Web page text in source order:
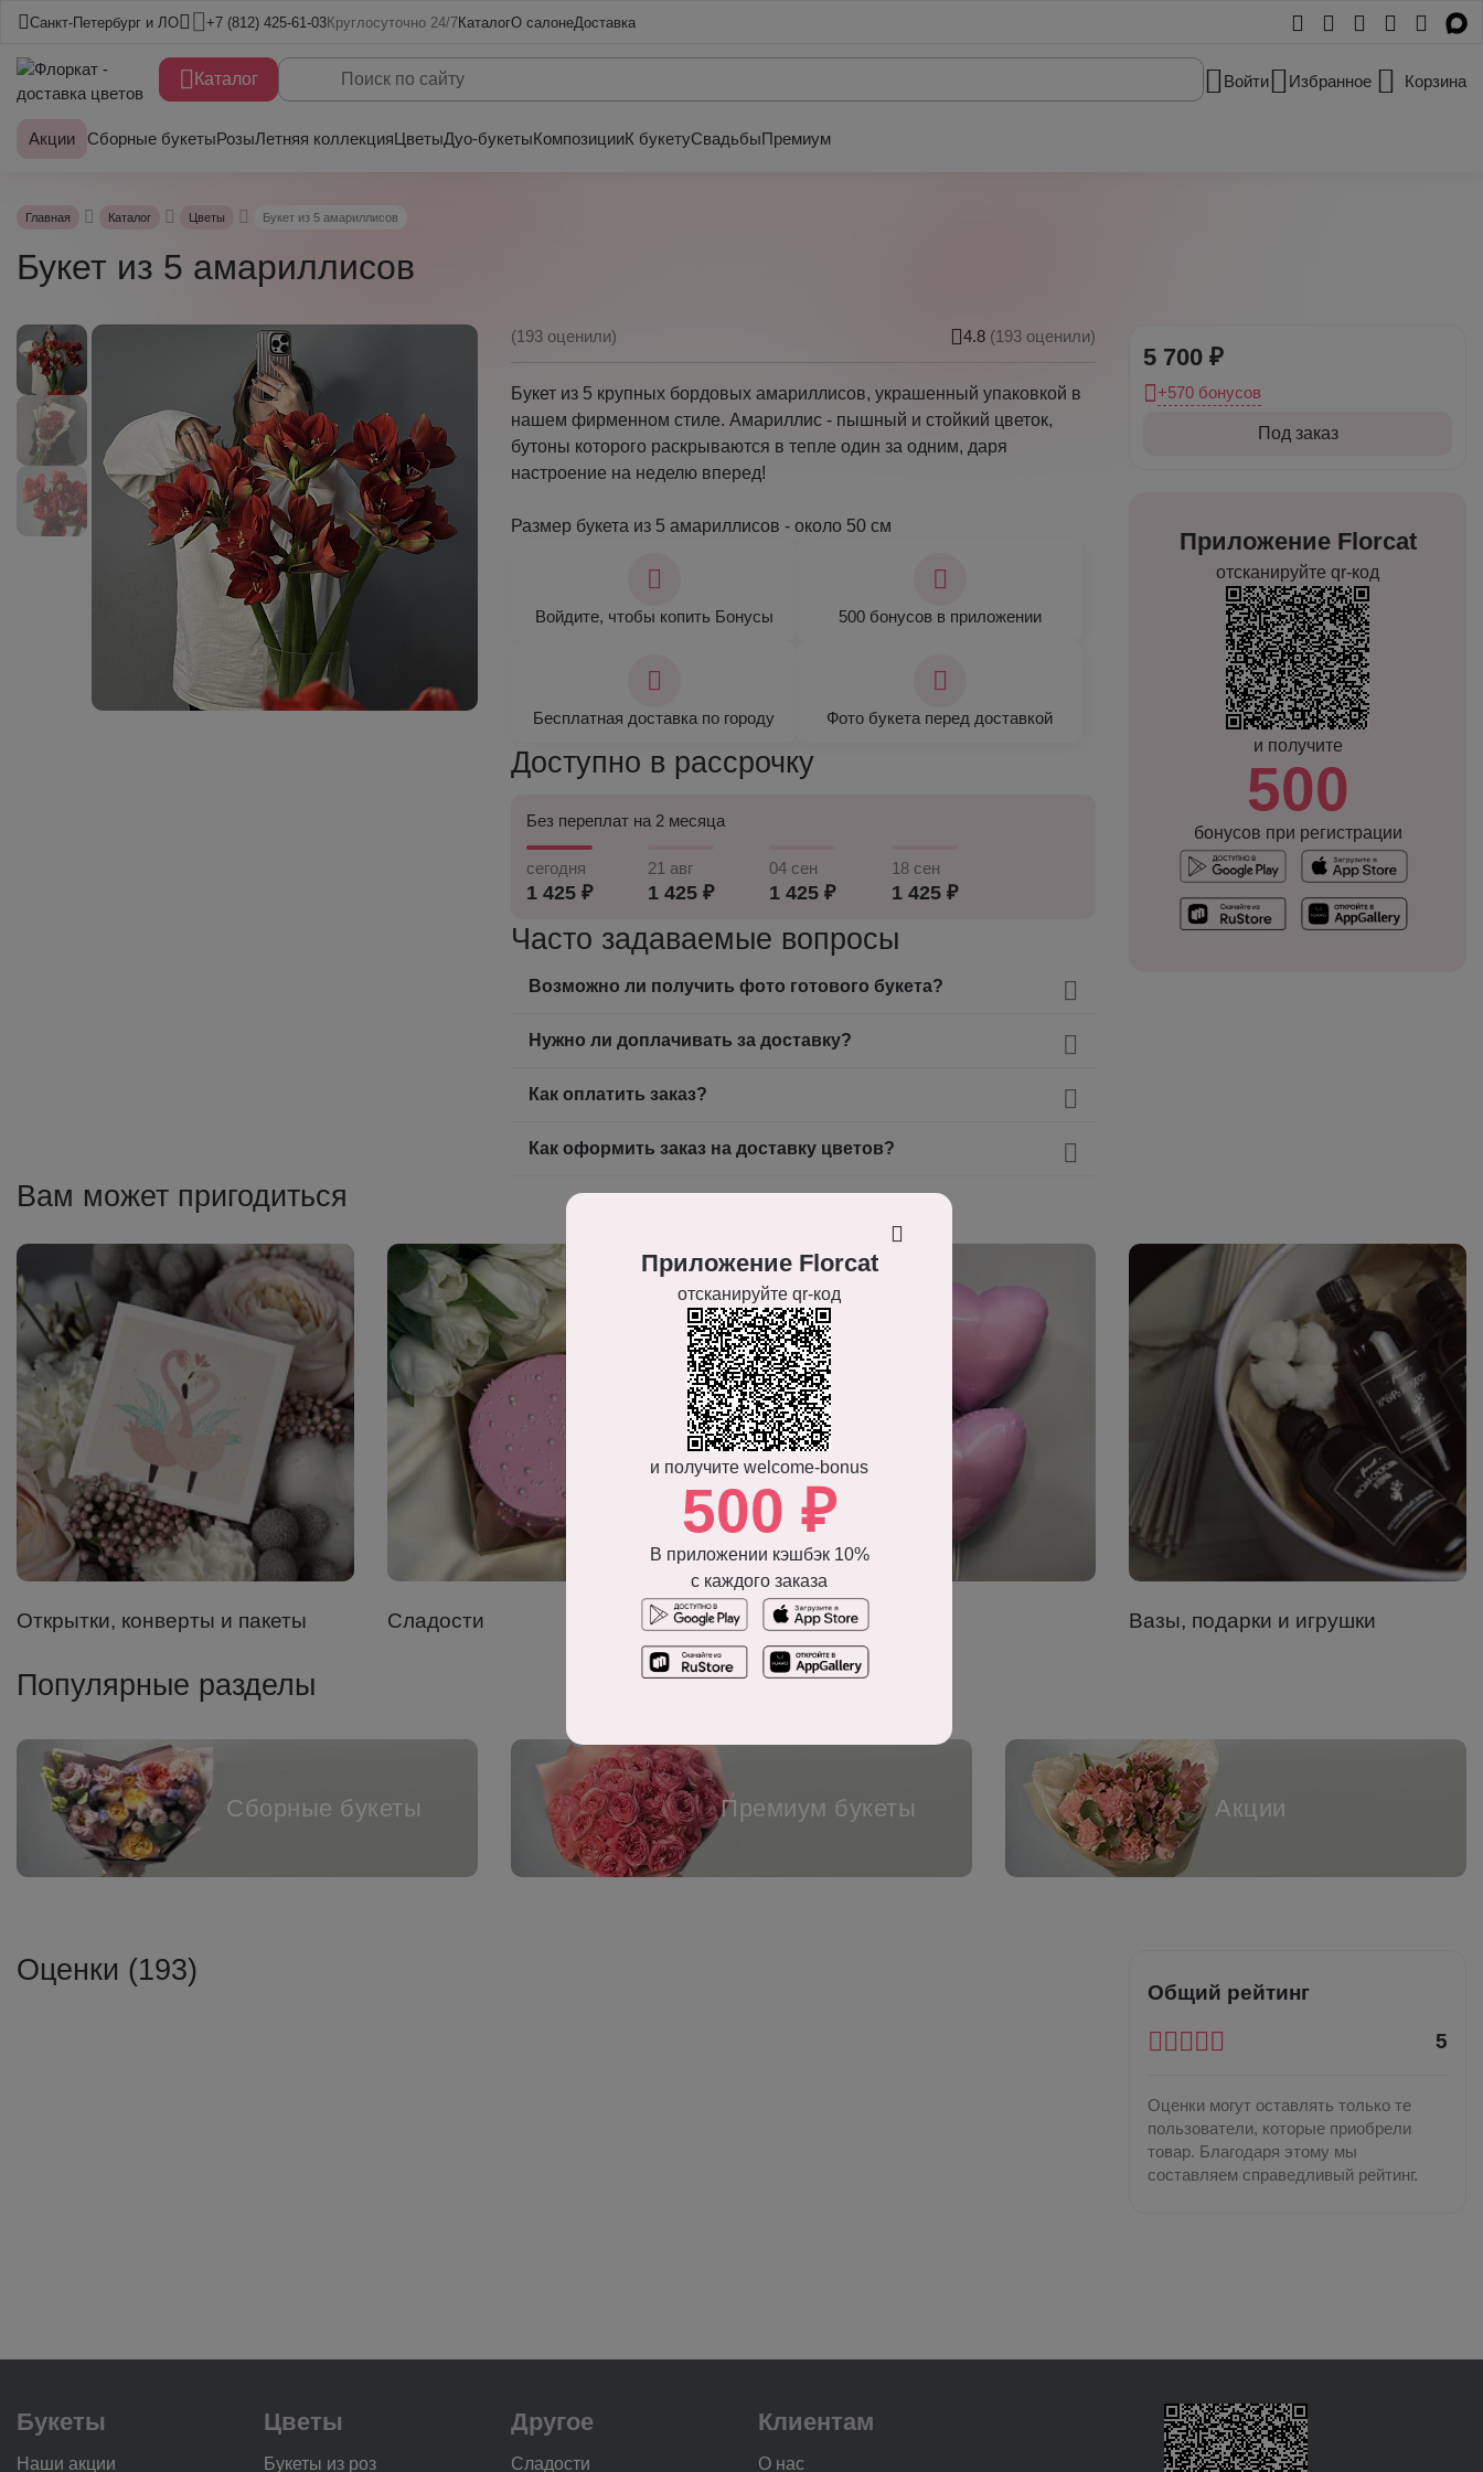
Санкт-Петербург и ЛО +7 (812) 425-61-03Круглосуточно 24/7КаталогО салонеДоставка
Каталог Войти Избранное Корзина
Акции Сборные букетыРозыЛетняя коллекцияЦветыДуо-букетыКомпозицииК букетуСвадьбыПремиум
Главная Каталог Цветы Букет из 5 амариллисов
Букет из 5 амариллисов
(193 оценили) 4.8 (193 оценили)
Букет из 5 крупных бордовых амариллисов, украшенный упаковкой в
нашем фирменном стиле. Амариллис - пышный и стойкий цветок,
бутоны которого раскрываются в тепле один за одним, даря
настроение на неделю вперед!
Размер букета из 5 амариллисов - около 50 см
Войдите, чтобы копить Бонусы 500 бонусов в приложении
Бесплатная доставка по городу Фото букета перед доставкой
Доступно в рассрочку
Без переплат на 2 месяца
сегодня
1 425 ₽
21 авг
1 425 ₽
04 сен
1 425 ₽
18 сен
1 425 ₽
Часто задаваемые вопросы
Возможно ли получить фото готового букета?
Нужно ли доплачивать за доставку?
Как оплатить заказ?
Как оформить заказ на доставку цветов?
5 700 ₽
+570 бонусов
Под заказ
Приложение Florcat
отсканируйте qr-код
и получите
500
бонусов при регистрации
Вам может пригодиться
Открытки, конверты и пакеты Сладости Воздушные шары Вазы, подарки и игрушки
Популярные разделы
Сборные букеты Премиум букеты Акции
Оценки (193)
Общий рейтинг
5
Оценки могут оставлять только те
пользователи, которые приобрели
товар. Благодаря этому мы
составляем справедливый рейтинг.
Приложение Florcat
отсканируйте qr-код
и получите welcome-bonus
500 ₽
В приложении кэшбэк 10%
с каждого заказа
Букеты
Наши акции
Цветы
Букеты из роз
Другое
Сладости
Клиентам
О нас